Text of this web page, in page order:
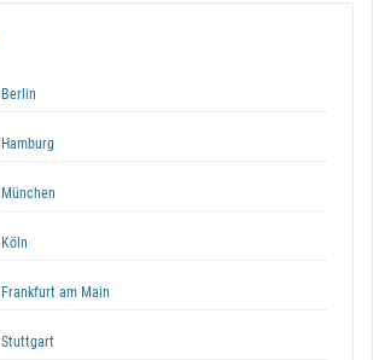
Berlin
Hamburg
München
Köln
Frankfurt am Main
Stuttgart